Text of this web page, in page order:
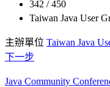
342 / 450
Taiwan Java User
主辦單位 Taiwan Java
下一步
Java Community